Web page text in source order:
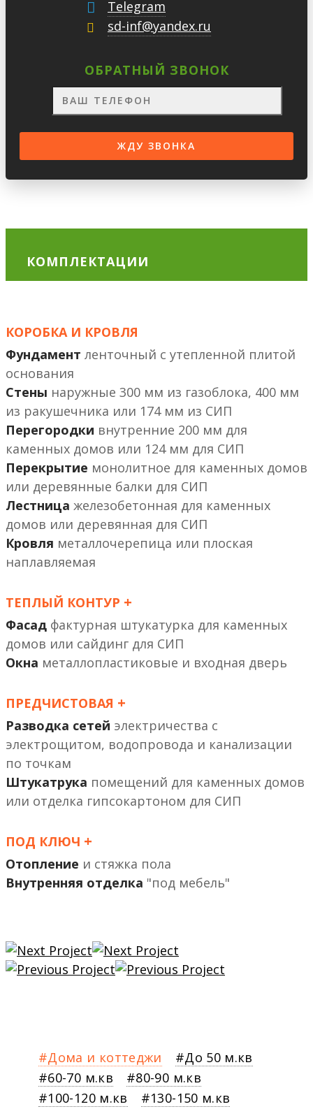
Telegram
sd-inf@yandex.ru
ОБРАТНЫЙ ЗВОНОК
КОМПЛЕКТАЦИИ
КОРОБКА И КРОВЛЯ
Фундамент ленточный с утепленной плитой
основания
Стены наружные 300 мм из газоблока, 400 мм
из ракушечника или 174 мм из СИП
Перегородки внутренние 200 мм
или 124 мм
Перекрытие монолитное
или деревянные балки
Лестница железобетонная
или деревянная
Кровля металлочерепица или плоская
наплавляемая
ТЕПЛЫЙ КОНТУР +
Фасад фактурная штукатурка
или сайдинг
Окна металлопластиковые и входная дверь
ПРЕДЧИСТОВАЯ +
Разводка сетей электричества с
электрощитом, водопровода и канализации
по точкам
Штукатрука помещений
или отделка гипсокартоном
ПОД КЛЮЧ +
Отопление и стяжка пола
Внутренняя отделка "под мебель"
Дома и коттеджи
До 50 м.кв
60-70 м.кв
80-90 м.кв
100-120 м.кв
130-150 м.кв